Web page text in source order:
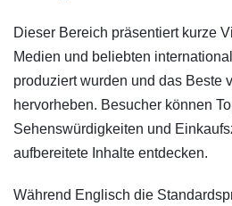
Dieser Bereich präsentiert kurze
Medien und beliebten
produziert wurden und das Beste
hervorheben. Besucher können
Sehenswürdigkeiten und
aufbereitete Inhalte entdecken.
Während Englisch die